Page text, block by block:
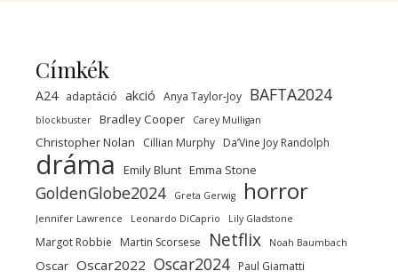
Címkék
A24 adaptáció akció Anya Taylor-Joy BAFTA2024
blockbuster Bradley Cooper Carey Mulligan
Christopher Nolan Cillian Murphy Da’Vine Joy Randolph
dráma Emily Blunt Emma Stone
GoldenGlobe2024 Greta Gerwig horror
Jennifer Lawrence Leonardo DiCaprio Lily Gladstone
Margot Robbie Martin Scorsese Netflix Noah Baumbach
Oscar Oscar2022 Oscar2024 Paul Giamatti